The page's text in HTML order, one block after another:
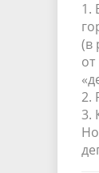
1.
(в
2.
3.